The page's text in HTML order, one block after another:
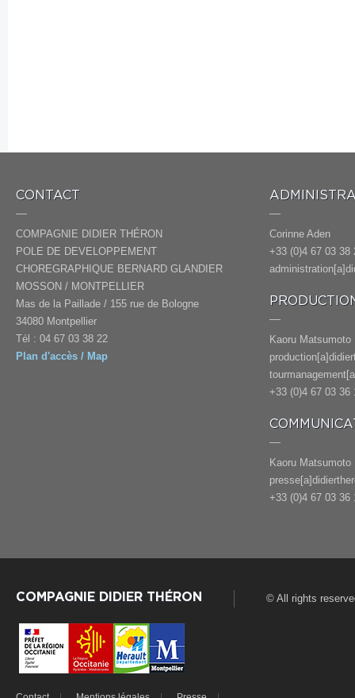
CONTACT
COMPAGNIE DIDIER THÉRON
POLE DE DEVELOPPEMENT
CHOREGRAPHIQUE BERNARD GLANDIER
MOSSON / MONTPELLIER
Mas de la Paillade / 155 rue de Bologne
34080 Montpellier
Tél : 04 67 03 38 22
Plan d'accès / Map
Corinne Aden
+33 (0)4 67 03 38
Kaoru Matsumoto
+33 (0)4 67 03 36
Kaoru Matsumoto
+33 (0)4 67 03 36
COMPAGNIE DIDIER THÉRON © All rights